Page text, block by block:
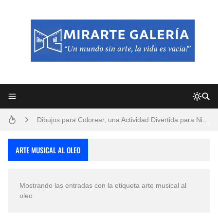
San Valentín Dibujos a Lápiz del 14 de Febrero
ARTE MUSICAL AL OLEO
Mostrando las entradas con la etiqueta arte musical al
oleo